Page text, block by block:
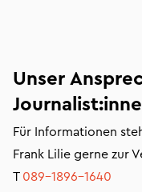
Unser
Für Informationen
Frank Lilie gerne zur
T 089-1896-1640